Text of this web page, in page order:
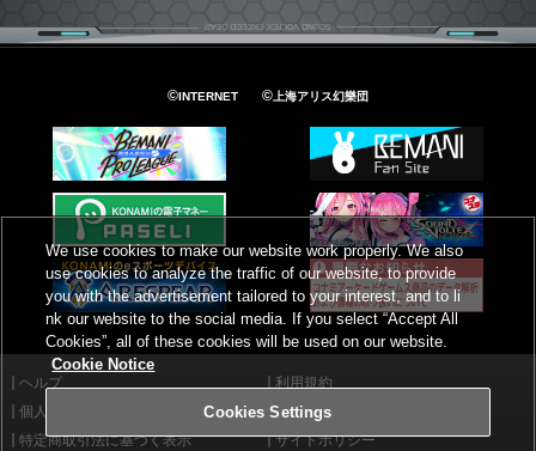
©INTERNET ©上海アリス幻樂団
ヘルプ
利用規約
個人情報等保護方針
外部送信について
特定商取引法に基づく表示
サイトポリシー
We use cookies to make our website work properly. We also
use cookies to analyze the traffic of our website, to provide
you with the advertisement tailored to your interest, and to li
nk our website to the social media. If you select “Accept All
Cookies”, all of these cookies will be used on our website.
Cookie Notice
Cookies Settings